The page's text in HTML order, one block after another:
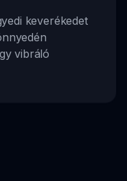
keverékedet
vibráló